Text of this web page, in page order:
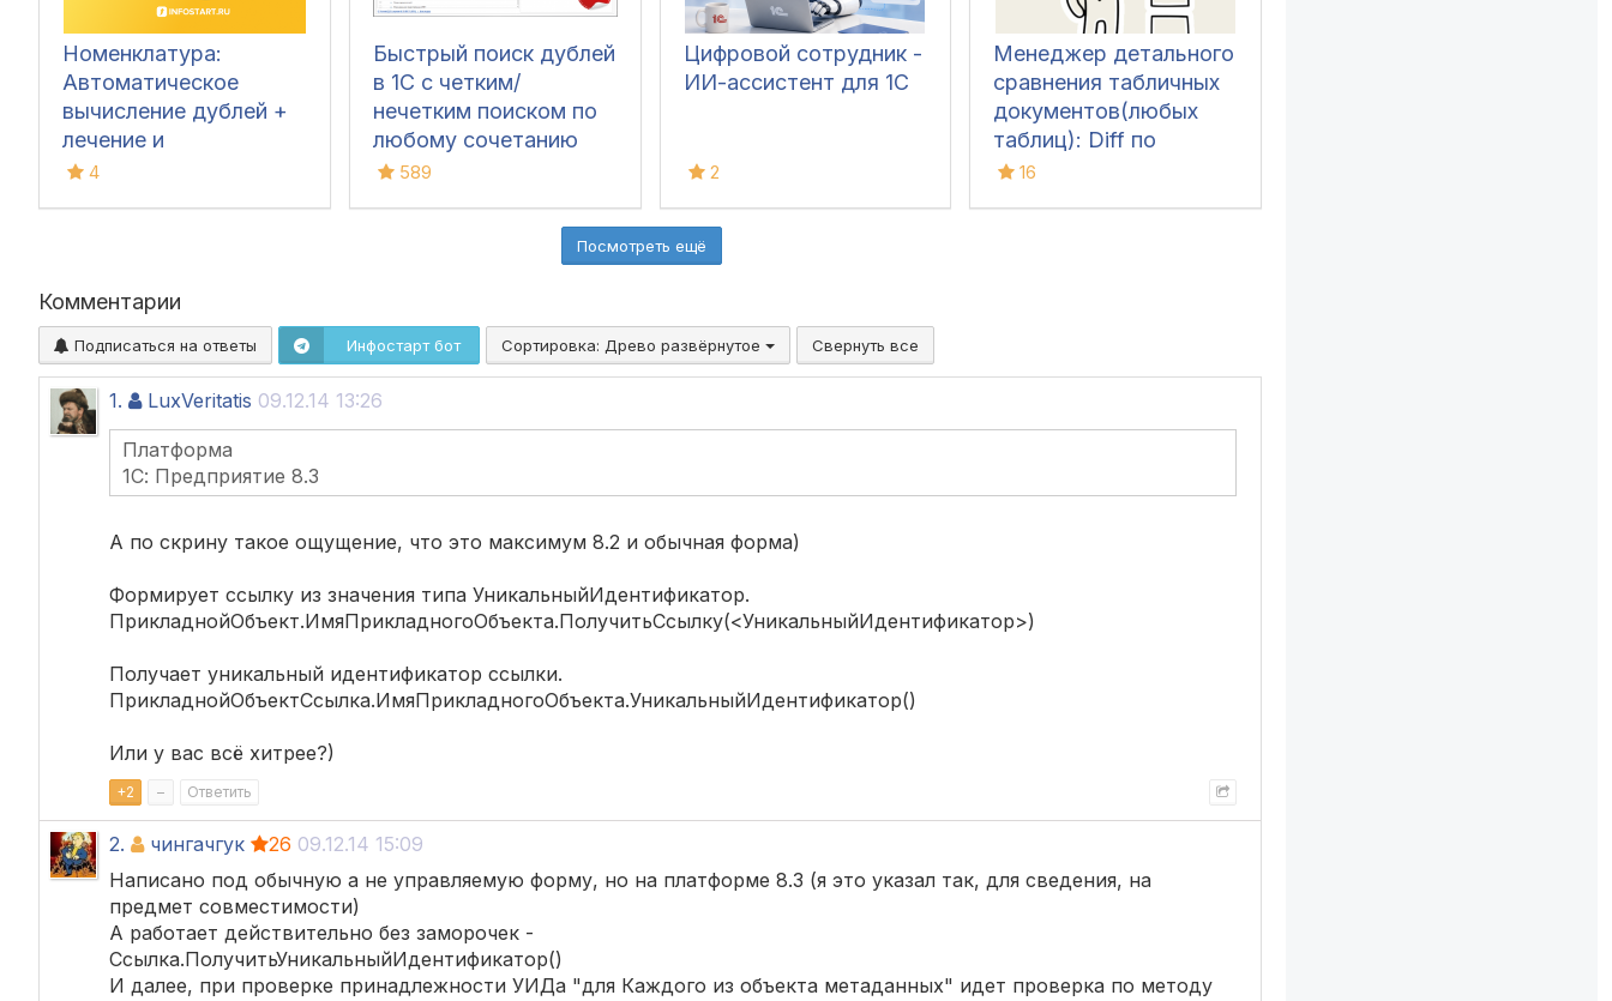
Номенклатура:
Автоматическое
вычисление дублей +
лечение и
переопределение
4
Быстрый поиск дублей
в 1С с четким/
нечетким поиском по
любому сочетанию
реквизитов/
частей с отбором и
БП 2, ЗУП 2.5, КА 1.1,
УТ 11, БП 3, УНФ
1.6/3.0, КА 2, ЗУП 3 и
т.д.)
589
Цифровой сотрудник -
ИИ-ассистент для 1С
2
Менеджер детального
сравнения табличных
документов(любых
таблиц): Diff по
ячейкам, поиск по
16
Посмотреть ещё
Комментарии
Подписаться на ответы Инфостарт бот Сортировка: Древо развёрнутое Свернуть все
1. LuxVeritatis 09.12.14 13:26
Платформа
1С: Предприятие 8.3
А по скрину такое ощущение, что это максимум 8.2 и обычная форма)
Формирует ссылку из значения типа УникальныйИдентификатор.
ПрикладнойОбъект.ИмяПрикладногоОбъекта.ПолучитьСсылку(<УникальныйИдентификатор>)
Получает уникальный идентификатор ссылки.
ПрикладнойОбъектСсылка.ИмяПрикладногоОбъекта.УникальныйИдентификатор()
Или у вас всё хитрее?)
+2 – Ответить
2. чингачгук 26 09.12.14 15:09
Написано под обычную а не управляемую форму, но на платформе 8.3 (я это указал так, для сведения, на
предмет совместимости)
А работает действительно без заморочек -
Ссылка.ПолучитьУникальныйИдентификатор()
И далее, при проверке принадлежности УИДа "для Каждого из объекта метаданных" идет проверка по методу